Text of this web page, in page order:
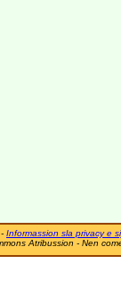
- Informassion sla privacy e
Atribussion - Nen